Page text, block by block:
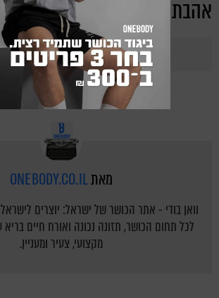
אהבת את הכתבה?
369
Points
מאתONEBODY.CO.IL
וואן בודי - אתר הכושר של ישראל: יוצרים
לכל תחום הכושר, תזונה נכונה ואורח חיים בריא
מקצועי, צעיר ומעניין.